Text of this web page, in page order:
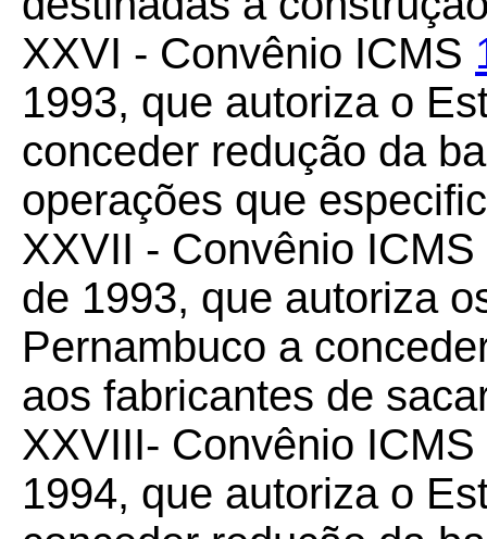
XXVI - Convênio ICMS
1993, que autoriza o
conceder redução da
operações que
XXVII - Convênio ICMS
de 1993, que autoriza
Pernambuco a
aos fabricantes de
XXVIII- Convênio ICMS
1994, que autoriza o